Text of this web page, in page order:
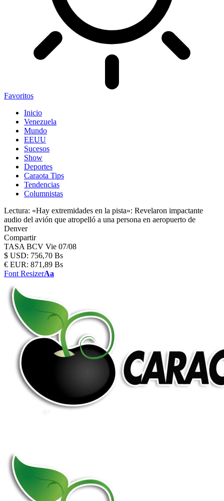
Favoritos
Inicio
Venezuela
Mundo
EEUU
Sucesos
Show
Deportes
Caraota Tips
Tendencias
Columnistas
Lectura: «Hay extremidades en la pista»: Revelaron impactante
audio del avión que atropelló a una persona en aeropuerto de
Denver
Compartir
TASA BCV Vie 07/08
$ USD: 756,70 Bs
€ EUR: 871,89 Bs
Font ResizerAa